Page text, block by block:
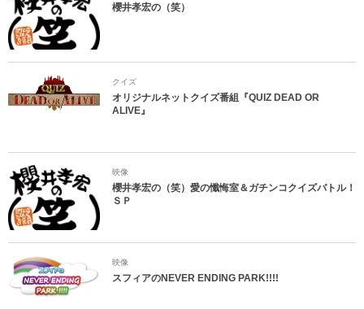
櫻井孝宏の（笑）
クイズ
オリジナルネットクイズ番組『QUIZ DEAD OR
ALIVE』
映像
櫻井孝宏の（笑）愛の懺悔室＆ガチンコクイズバトル！
ＳＰ
映像
スフィアのNEVER ENDING PARK!!!!